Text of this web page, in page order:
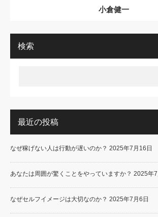
小倉健一
検索
最近の投稿
なぜ稼げない人は行動が遅いのか？ 2025年7月16日
あなたは周囲が驚くことをやっていますか？ 2025年7
なぜセルフイメージは大切なのか？ 2025年7月6日